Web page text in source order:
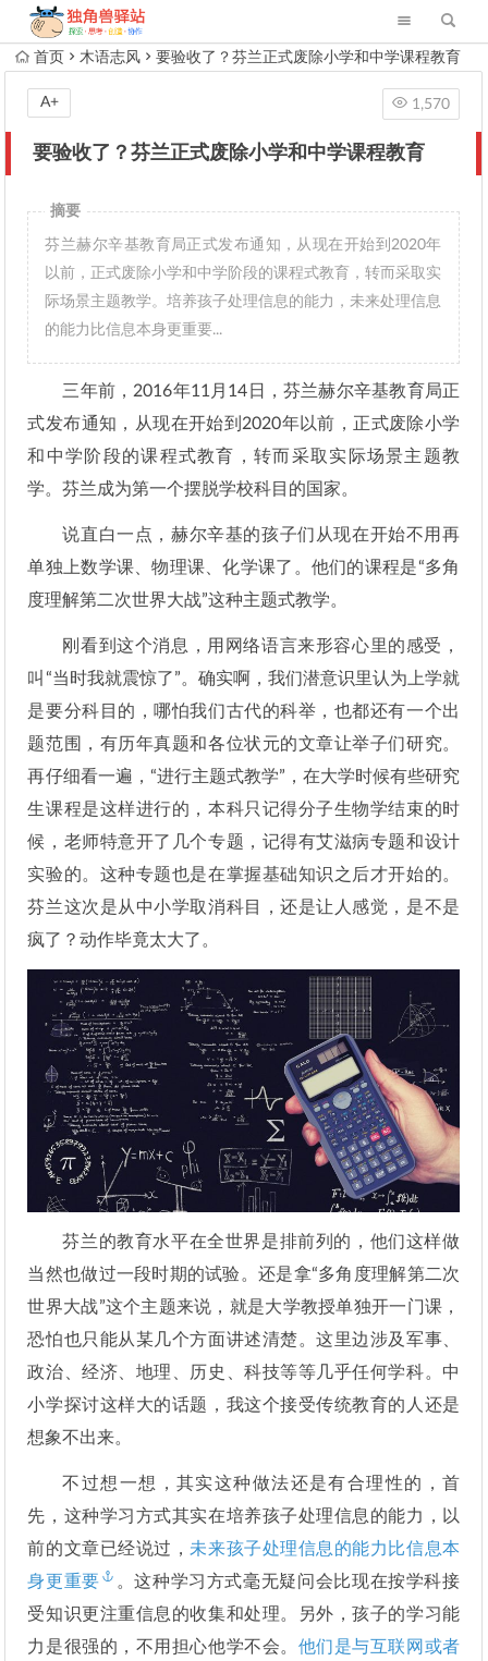
首页 木语志风 要验收了？芬兰正式废除小学和中学课程教育
要验收了？芬兰正式废除小学和中学课程教育
1,570
A+
摘要
芬兰赫尔辛基教育局正式发布通知，从现在开始到2020年
以前，正式废除小学和中学阶段的课程式教育，转而采取实
际场景主题教学。培养孩子处理信息的能力，未来处理信息
的能力比信息本身更重要...
三年前，2016年11月14日，芬兰赫尔辛基教育局正
式发布通知，从现在开始到2020年以前，正式废除小学
和中学阶段的课程式教育，转而采取实际场景主题教
学。芬兰成为第一个摆脱学校科目的国家。
说直白一点，赫尔辛基的孩子们从现在开始不用再
单独上数学课、物理课、化学课了。他们的课程是“多角
度理解第二次世界大战”这种主题式教学。
刚看到这个消息，用网络语言来形容心里的感受，
叫“当时我就震惊了”。确实啊，我们潜意识里认为上学就
是要分科目的，哪怕我们古代的科举，也都还有一个出
题范围，有历年真题和各位状元的文章让举子们研究。
再仔细看一遍，“进行主题式教学”，在大学时候有些研究
生课程是这样进行的，本科只记得分子生物学结束的时
候，老师特意开了几个专题，记得有艾滋病专题和设计
实验的。这种专题也是在掌握基础知识之后才开始的。
芬兰这次是从中小学取消科目，还是让人感觉，是不是
疯了？动作毕竟太大了。
芬兰的教育水平在全世界是排前列的，他们这样做
当然也做过一段时期的试验。还是拿“多角度理解第二次
世界大战”这个主题来说，就是大学教授单独开一门课，
恐怕也只能从某几个方面讲述清楚。这里边涉及军事、
政治、经济、地理、历史、科技等等几乎任何学科。中
小学探讨这样大的话题，我这个接受传统教育的人还是
想象不出来。
不过想一想，其实这种做法还是有合理性的，首
先，这种学习方式其实在培养孩子处理信息的能力，以
前的文章已经说过， 未来孩子处理信息的能力比信息本
身更重要
。这种学习方式毫无疑问会比现在按学科接
受知识更注重信息的收集和处理。另外，孩子的学习能
力是很强的，不用担心他学不会。 他们是与互联网或者